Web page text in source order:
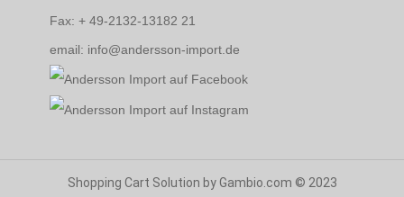
Fax: + 49-2132-13182 21
email: info@andersson-import.de
Shopping Cart Solution by Gambio.com © 2023